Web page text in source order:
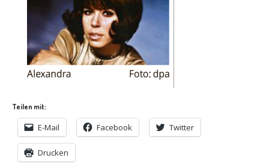
Teilen mit:
E-Mail Facebook Twitter
Drucken